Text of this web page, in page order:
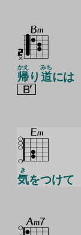
帰
かえ
り 道
みち
には
気
き
をつけて